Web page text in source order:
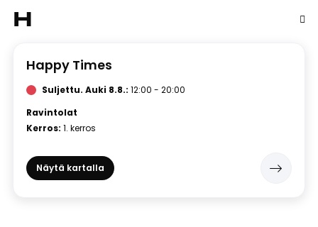
H
Happy Times
Suljettu.Auki 8.8.: 12:00 - 20:00
Ravintolat
Kerros: 1. kerros
Näytä kartalla